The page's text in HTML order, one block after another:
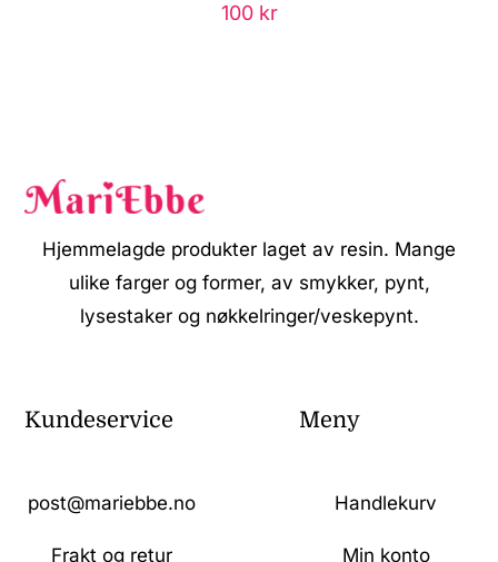
100 kr
Hjemmelagde produkter laget av resin. Mange
ulike farger og former, av smykker, pynt,
lysestaker og nøkkelringer/veskepynt.
Kundeservice
post@mariebbe.no
Frakt og retur
Meny
Handlekurv
Min konto